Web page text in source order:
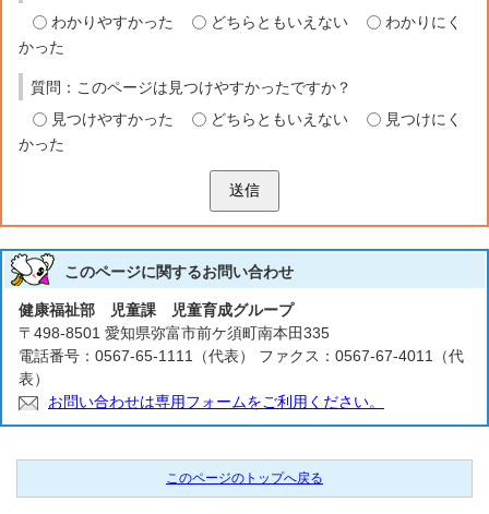
わかりやすかった
どちらともいえない
わかりにく
かった
質問：このページは見つけやすかったですか？
見つけやすかった
どちらともいえない
見つけにく
かった
送信
このページに関するお問い合わせ
健康福祉部 児童課 児童育成グループ
〒498-8501 愛知県弥富市前ケ須町南本田335
電話番号：0567-65-1111（代表） ファクス：0567-67-4011（代
表）
お問い合わせは専用フォームをご利用ください。
このページのトップへ戻る